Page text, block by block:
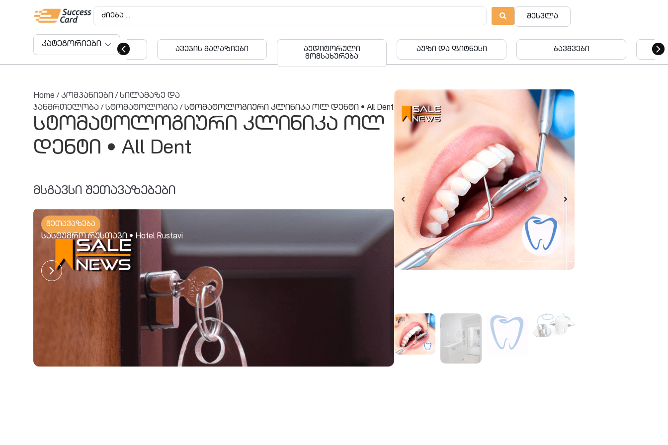
შესვლა
კატეგორიები
ავეჯის მაღაზიები
აუდიტორული
აუზი და ფიტნესი ბავშვები ბავშვები
Home /კომპანიები /სილამაზე და
ჯანმრთელობა /სტომატოლოგია / სტომატოლოგიური კლინიკა ოლ დენტი • All Dent
სტომატოლოგიური კლინიკა ოლ
დენტი • All Dent
მსგავსი შეთავაზებები
შეთავაზება
სასტუმრო რუსთავი • Hotel Rustavi
შეთავაზება
კიკო ჯგუფი • KIKO group